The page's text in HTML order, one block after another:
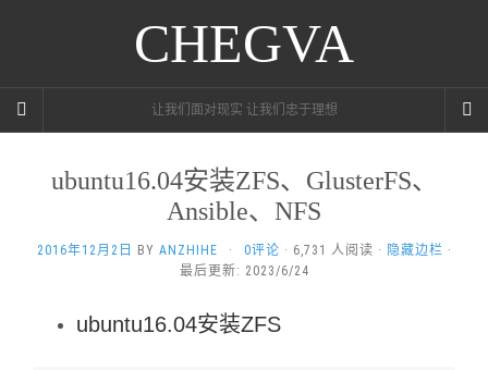
CHEGVA
让我们面对现实 让我们忠于理想
ubuntu16.04安装ZFS、GlusterFS、
Ansible、NFS
2016年12月2日 BY ANZHIHE · 0评论 · 6,731 人阅读 · 隐藏边栏 ·
最后更新: 2023/6/24
ubuntu16.04安装ZFS